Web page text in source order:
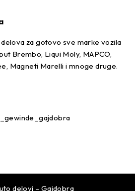
za gotovo sve marke vozila
Brembo, Liqui Moly, MAPCO,
Magneti Marelli i mnoge druge.
delovi – Gajdobra